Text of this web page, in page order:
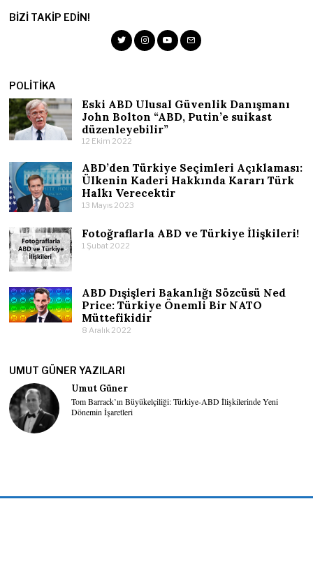
BIZI TAKIP EDIN!
POLITIKA
Eski ABD Ulusal Güvenlik Danışmanı
John Bolton “ABD, Putin’e suikast
düzenleyebilir”
12 Ekim 2022
ABD’den Türkiye Seçimleri Açıklaması:
Ülkenin Kaderi Hakkında Kararı Türk
Halkı Verecektir
13 Mayıs 2023
Fotoğraflarla ABD ve Türkiye İlişkileri!
1 Şubat 2022
ABD Dışişleri Bakanlığı Sözcüsü Ned
Price: Türkiye Önemli Bir NATO
Müttefikidir
8 Aralık 2022
UMUT GÜNER YAZILARI
Umut Güner
Tom Barrack’ın Büyükelçiliği: Türkiye-ABD İlişkilerinde Yeni
Dönemin İşaretleri